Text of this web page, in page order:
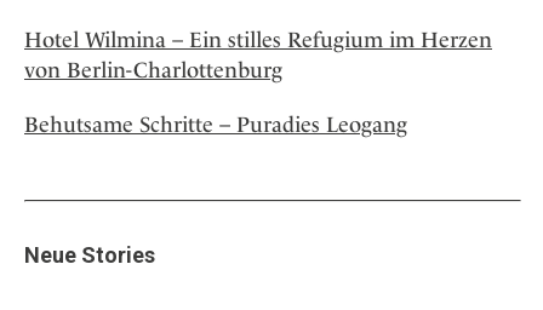
Hotel Wilmina – Ein stilles Refugium im Herzen
von Berlin-Charlottenburg
Behutsame Schritte – Puradies Leogang
Neue Stories